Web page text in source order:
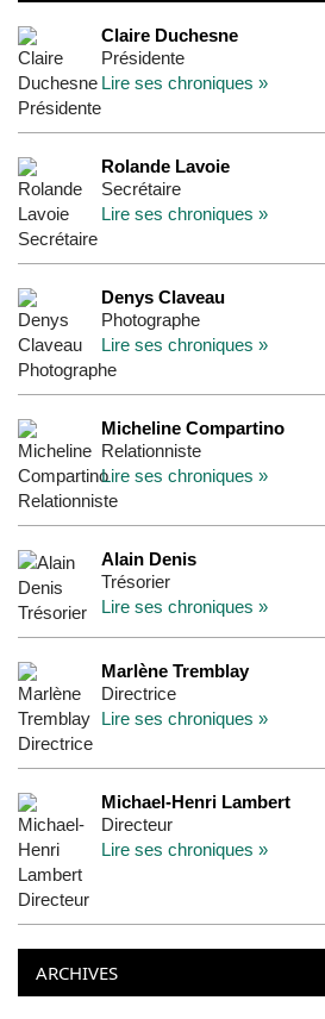
Claire Duchesne
Présidente
Lire ses chroniques »
Rolande Lavoie
Secrétaire
Lire ses chroniques »
Denys Claveau
Photographe
Lire ses chroniques »
Micheline Compartino
Relationniste
Lire ses chroniques »
Alain Denis
Trésorier
Lire ses chroniques »
Marlène Tremblay
Directrice
Lire ses chroniques »
Michael-Henri Lambert
Directeur
Lire ses chroniques »
ARCHIVES